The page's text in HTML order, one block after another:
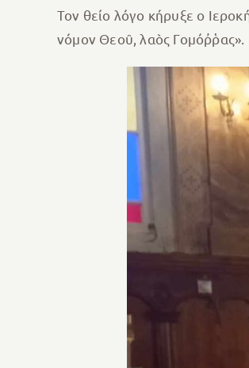
Τον θείο λόγο κήρυξε ο
νόμον Θεοῦ, λαὸς Γομόῤῥας».